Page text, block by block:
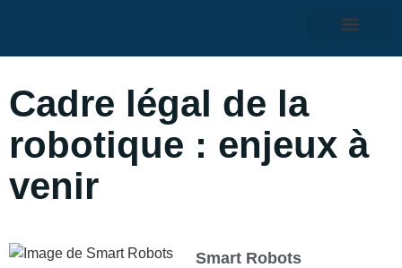
Cadre légal de la
robotique : enjeux à
venir
Smart Robots